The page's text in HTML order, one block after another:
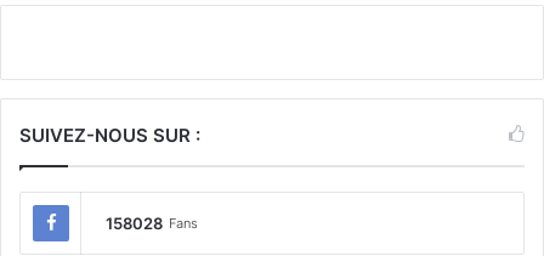
SUIVEZ-NOUS SUR :
158028 Fans